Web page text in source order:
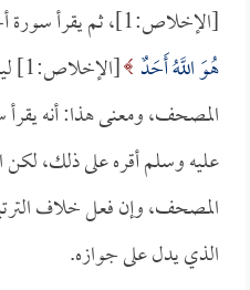
[الإخلاص:1]، ثم يقرأ سورة أخرى، ومن المعلوم: أن
هُوَ اللَّهُ أَحَدٌ
المصحف، ومعنى هذا: أنه يقرأ
عليه وسلم أقره على ذلك، لكن
المصحف، وإن فعل خلاف
الذي يدل على جوازه.